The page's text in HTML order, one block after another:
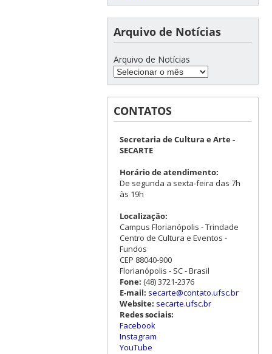
Arquivo de Notícias
Arquivo de Notícias
CONTATOS
Secretaria de Cultura e Arte -
SECARTE
Horário de atendimento:
De segunda a sexta-feira das 7h
às 19h
Localização:
Campus Florianópolis - Trindade
Centro de Cultura e Eventos -
Fundos
CEP 88040-900
Florianópolis - SC - Brasil
Fone: (48) 3721-2376
E-mail: secarte@contato.ufsc.br
Website: secarte.ufsc.br
Redes sociais:
Facebook
Instagram
YouTube